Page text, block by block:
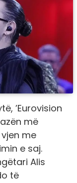
’Eurovision
më
me
e saj.
Alis
të